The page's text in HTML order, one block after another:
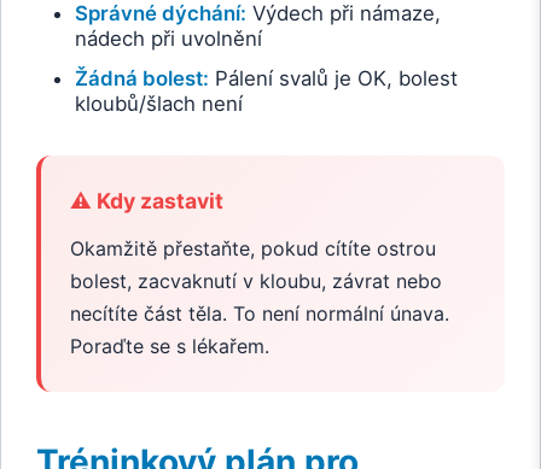
Správné dýchání: Výdech při námaze,
nádech při uvolnění
Žádná bolest: Pálení svalů je OK, bolest
kloubů/šlach není
⚠️ Kdy zastavit
Okamžitě přestaňte, pokud cítíte ostrou
bolest, zacvaknutí v kloubu, závrat nebo
necítíte část těla. To není normální únava.
Poraďte se s lékařem.